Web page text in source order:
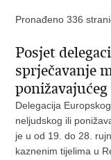
Pronađeno 336
Posjet
sprječavanje
Delegacija
neljudskog ili
je u od 19. do 28.
kaznenim tijelima u